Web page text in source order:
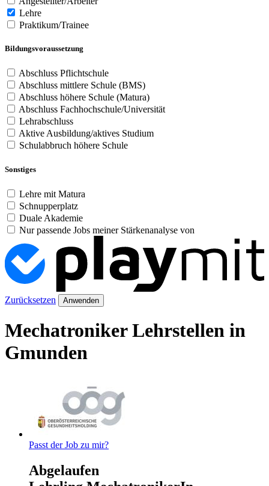
Lehre
Praktikum/Trainee
Bildungsvoraussetzung
Abschluss Pflichtschule
Abschluss mittlere Schule (BMS)
Abschluss höhere Schule (Matura)
Abschluss Fachhochschule/Universität
Lehrabschluss
Aktive Ausbildung/aktives Studium
Schulabbruch höhere Schule
Sonstiges
Lehre mit Matura
Schnupperplatz
Duale Akademie
Nur passende Jobs meiner Stärkenanalyse von
Zurücksetzen Anwenden
Mechatroniker Lehrstellen in
Gmunden
Passt der Job zu mir?
Abgelaufen